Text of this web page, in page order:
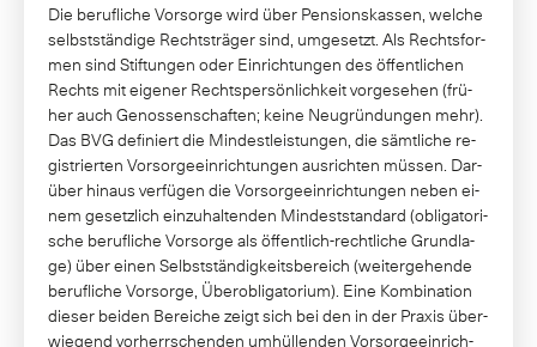
Die be­ruf­li­che Vor­sor­ge wird über Pen­si­ons­kas­sen, wel­che
selbst­stän­di­ge Rechts­trä­ger sind, um­ge­setzt. Als Rechts­for­
men sind Stif­tun­gen oder Ein­rich­tun­gen des öf­fent­li­chen
Rechts mit ei­ge­ner Rechts­per­sön­lich­keit vor­ge­se­hen (frü­
her auch Ge­nos­sen­schaf­ten; kei­ne Neu­grün­dun­gen mehr).
Das BVG de­fi­niert die Min­dest­leis­tun­gen, die sämt­li­che re­
gis­trier­ten Vor­sor­ge­ein­rich­tun­gen aus­rich­ten müs­sen. Dar­
über hin­aus ver­fü­gen die Vor­sor­ge­ein­rich­tun­gen ne­ben ei­
nem ge­setz­lich ein­zu­hal­ten­den Min­dest­stan­dard (ob­li­ga­to­ri­
sche be­ruf­li­che Vor­sor­ge als öf­fent­lich-recht­li­che Grund­la­
ge) über einen Selbst­stän­dig­keits­be­reich (wei­ter­ge­hen­de
be­ruf­li­che Vor­sor­ge, Über­ob­li­ga­to­ri­um). Ei­ne Kom­bi­na­ti­on
die­ser bei­den Be­rei­che zeigt sich bei den in der Pra­xis über­
wie­gend vor­herr­schen­den um­hül­len­den Vor­sor­ge­ein­rich­